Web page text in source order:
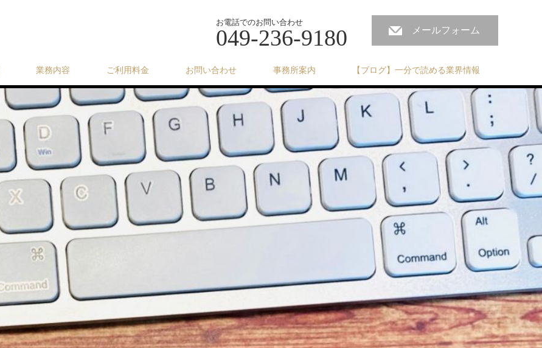
お電話でのお問い合わせ
049-236-9180 メールフォーム
業務内容 ご利用料金 お問い合わせ 事務所案内 【ブログ】一分で読める業界情報